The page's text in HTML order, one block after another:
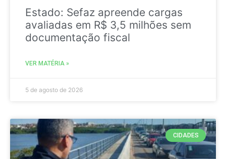
Estado: Sefaz apreende cargas
avaliadas em R$ 3,5 milhões sem
documentação fiscal
VER MATÉRIA »
5 de agosto de 2026
CIDADES